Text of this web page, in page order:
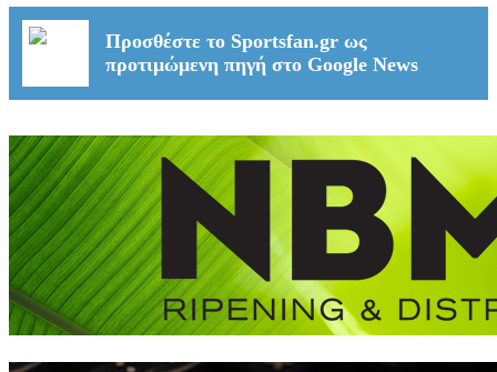
Προσθέστε το Sportsfan.gr ως
προτιμώμενη πηγή στο Google News